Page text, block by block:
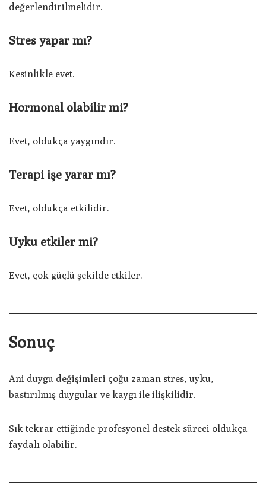
değerlendirilmelidir.
Stres yapar mı?
Kesinlikle evet.
Hormonal olabilir mi?
Evet, oldukça yaygındır.
Terapi işe yarar mı?
Evet, oldukça etkilidir.
Uyku etkiler mi?
Evet, çok güçlü şekilde etkiler.
Sonuç
Ani duygu değişimleri çoğu zaman stres, uyku,
bastırılmış duygular ve kaygı ile ilişkilidir.
Sık tekrar ettiğinde profesyonel destek süreci oldukça
faydalı olabilir.